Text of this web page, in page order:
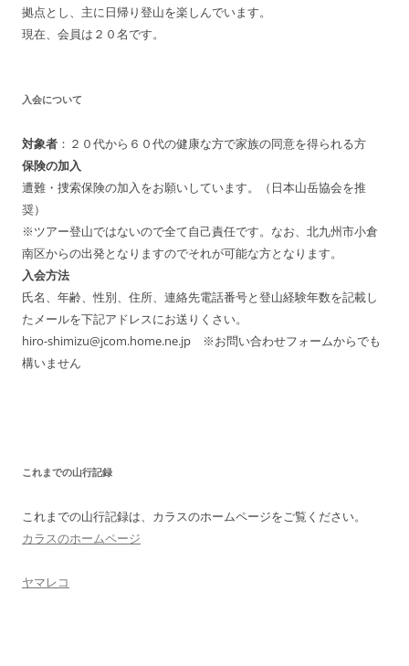
拠点とし、主に日帰り登山を楽しんでいます。
現在、会員は２０名です。
入会について
対象者 ：２０代から６０代の健康な方で家族の同意を得られる方
保険の加入
遭難・捜索保険の加入をお願いしています。（日本山岳協会を推
奨）
※ツアー登山ではないので全て自己責任です。なお、北九州市小倉
南区からの出発となりますのでそれが可能な方となります。
入会方法
氏名、年齢、性別、住所、連絡先電話番号と登山経験年数を記載し
たメールを下記アドレスにお送りくさい。
hiro-shimizu@jcom.home.ne.jp ※お問い合わせフォームからでも
構いません
これまでの山行記録
これまでの山行記録は、カラスのホームページをご覧ください。
カラスのホームページ
ヤマレコ